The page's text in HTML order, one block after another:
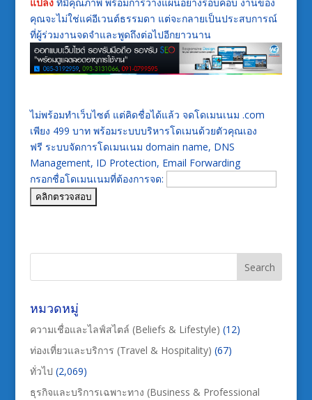
คุณจะไม่ใช่แค่อีเวนต์ธรรมดา แต่จะกลายเป็นประสบการณ์
ที่ผู้ร่วมงานจดจำและพูดถึงต่อไปอีกยาวนาน
ไม่พร้อมทำเว็บไซต์ แต่คิดชื่อได้แล้ว จดโดเมนเนม .com
เพียง 499 บาท พร้อมระบบบริหารโดเมนด้วยตัวคุณเอง
ฟรี ระบบจัดการโดเมนเนม domain name, DNS
Management, ID Protection, Email Forwarding
กรอกชื่อโดเมนเนมที่ต้องการจด:
หมวดหมู่
ความเชื่อและไลฟ์สไตล์ (Beliefs & Lifestyle) (12)
ท่องเที่ยวและบริการ (Travel & Hospitality) (67)
ทั่วไป (2,069)
ธุรกิจและบริการเฉพาะทาง (Business & Professional